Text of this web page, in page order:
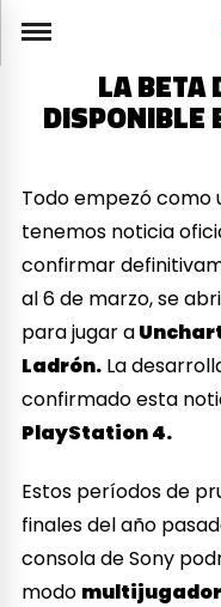
LA BETA
DISPONIBLE
Todo empezó
tenemos noticia
confirmar
al 6 de marzo, se
para jugar a
Ladrón. La
confirmado esta
PlayStation 4.
Estos períodos de
finales del año
consola de Sony
modo